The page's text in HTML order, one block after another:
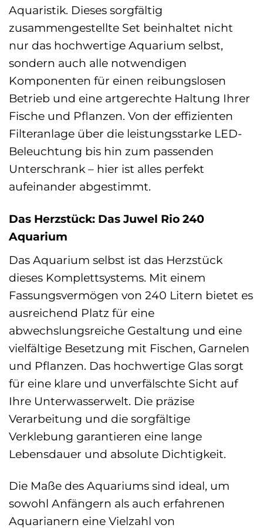
Aquaristik. Dieses sorgfältig
zusammengestellte Set beinhaltet nicht
nur das hochwertige Aquarium selbst,
sondern auch alle notwendigen
Komponenten für einen reibungslosen
Betrieb und eine artgerechte Haltung Ihrer
Fische und Pflanzen. Von der effizienten
Filteranlage über die leistungsstarke LED-
Beleuchtung bis hin zum passenden
Unterschrank – hier ist alles perfekt
aufeinander abgestimmt.
Das Herzstück: Das Juwel Rio 240
Aquarium
Das Aquarium selbst ist das Herzstück
dieses Komplettsystems. Mit einem
Fassungsvermögen von 240 Litern bietet es
ausreichend Platz für eine
abwechslungsreiche Gestaltung und eine
vielfältige Besetzung mit Fischen, Garnelen
und Pflanzen. Das hochwertige Glas sorgt
für eine klare und unverfälschte Sicht auf
Ihre Unterwasserwelt. Die präzise
Verarbeitung und die sorgfältige
Verklebung garantieren eine lange
Lebensdauer und absolute Dichtigkeit.
Die Maße des Aquariums sind ideal, um
sowohl Anfängern als auch erfahrenen
Aquarianern eine Vielzahl von